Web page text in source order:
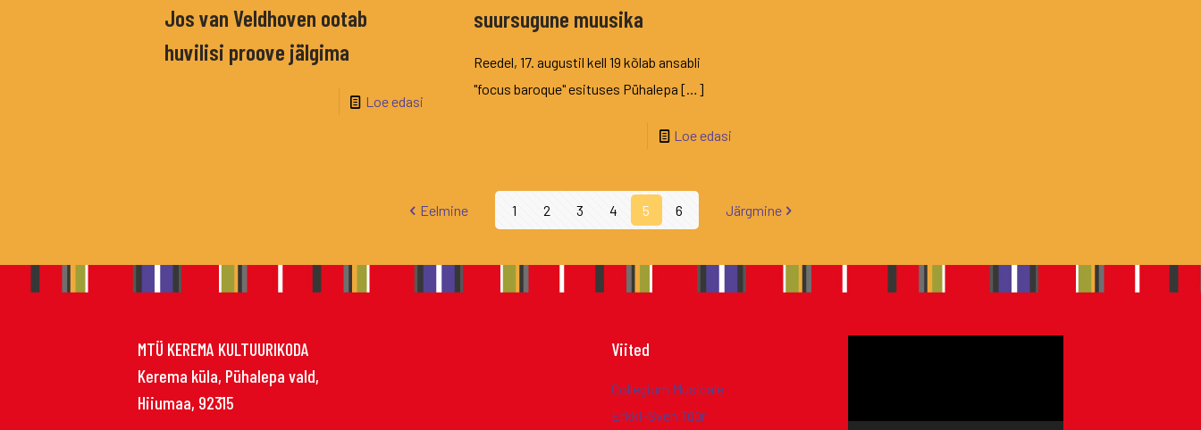
suursugune muusika
Reedel, 17. augustil kell 19 kõlab ansabli
"focus baroque" esituses Pühalepa […]
Loe edasi
Jos van Veldhoven ootab
huvilisi proove jälgima
Loe edasi
Eelmine 1 2 3 4 5 6 Järgmine
MTÜ KEREMA KULTUURIKODA
Kerema küla, Pühalepa vald,
Hiiumaa, 92315
Viited
Collegium Musicale
Erkki-Sven Tüür